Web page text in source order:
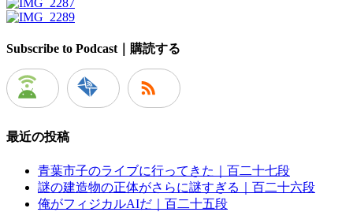
Email
Subscribe to Podcast｜購読する
最近の投稿
青葉市子のライブに行ってきた｜百二十七段
謎の建造物の正体がさらに謎すぎる｜百二十六段
俺がフィジカルAIだ｜百二十五段